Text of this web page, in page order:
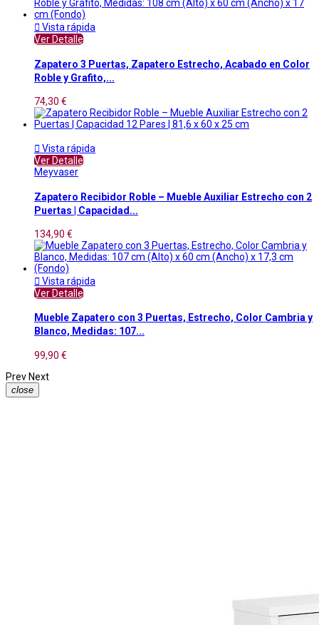
 Vista rápida
Ver Detalle
Zapatero 3 Puertas, Zapatero Estrecho, Acabado en Color
Roble y Grafito,...
74,30 €
 Vista rápida
Ver Detalle
Meyvaser
Zapatero Recibidor Roble – Mueble Auxiliar Estrecho con 2
Puertas | Capacidad...
134,90 €
 Vista rápida
Ver Detalle
Mueble Zapatero con 3 Puertas, Estrecho, Color Cambria y
Blanco, Medidas: 107...
99,90 €
Prev Next
close